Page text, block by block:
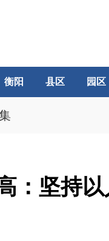
衡阳 县区 园区
：坚持